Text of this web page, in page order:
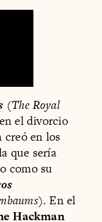
(The Royal
el divorcio
creó en los
que sería
como su
). En el
Hackman